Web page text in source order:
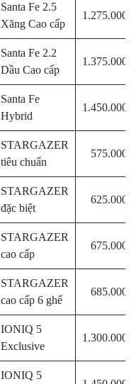
Santa Fe 2.5
Xăng Cao cấp
Santa Fe 2.2
Dầu Cao cấp
Santa Fe
Hybrid
STARGAZER
tiêu chuẩn
STARGAZER
đặc biệt
STARGAZER
cao cấp
STARGAZER
cao cấp 6 ghế
IONIQ 5
Exclusive
IONIQ 5